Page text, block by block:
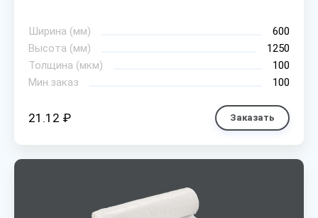
Ширина (мм)
600
Высота (мм)
1250
Толщина (мкм)
100
Мин.заказ
100
21.12 ₽ Заказать